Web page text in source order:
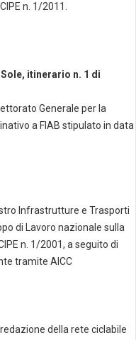
n. 1/2011.
itinerario n. 1 di
Generale per la
a FIAB stipulato in data
Infrastrutture e Trasporti
di Lavoro nazionale sulla
n. 1/2001, a seguito di
tramite AICC
della rete ciclabile